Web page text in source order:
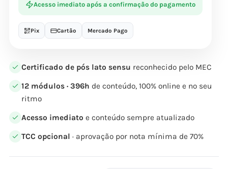
Certificado de pós lato sensu reconhecido pelo MEC
12 módulos · 396h de conteúdo, 100% online e no seu
ritmo
Acesso imediato e conteúdo sempre atualizado
TCC opcional · aprovação por nota mínima de 70%
Acesso imediato após a confirmação do pagamento
Pix Cartão Mercado Pago